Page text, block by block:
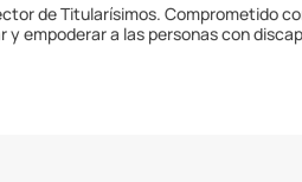
de Titularísimos. Comprometido
y empoderar a las personas con